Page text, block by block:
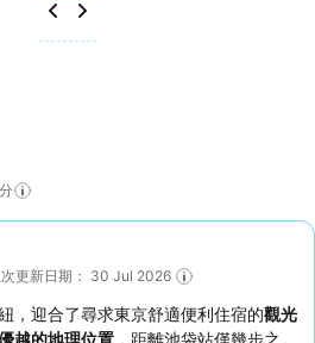
次更新日期： 30 Jul 2026
，迎合了尋求東京舒適便利住宿的觀光
越的地理位置 ，距離池袋站僅幾步之